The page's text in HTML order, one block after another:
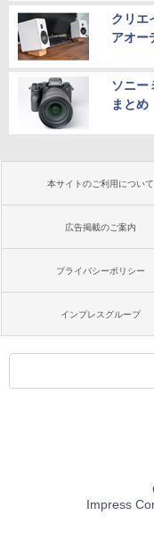
クリエ
アオー
ソニー
まとめ
本サイトのご利用について
広告掲載のご案内
プライバシーポリシー
インプレスグループ
Impress